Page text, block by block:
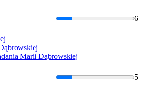
6
Marii Dąbrowskiej
5